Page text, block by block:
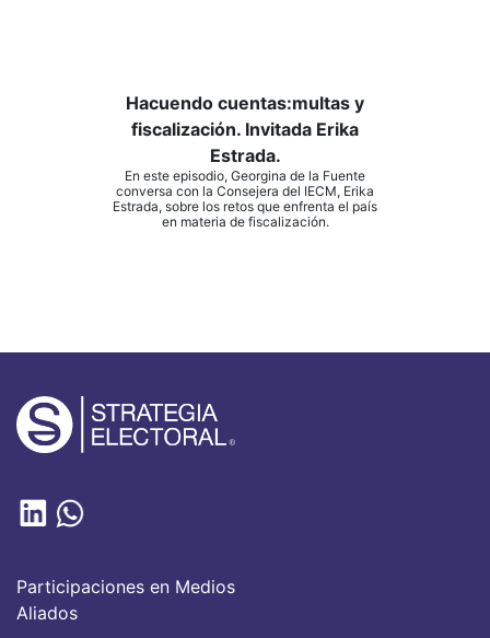
Hacuendo cuentas:multas y
fiscalización. Invitada Erika
Estrada.
En este episodio, Georgina de la Fuente
conversa con la Consejera del IECM, Erika
Estrada, sobre los retos que enfrenta el país
en materia de fiscalización.
Participaciones en Medios
Aliados